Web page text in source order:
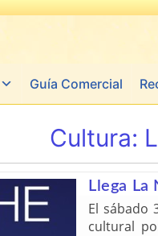
Guía Comercial
Cultura:
Llega
El sábado
cultural